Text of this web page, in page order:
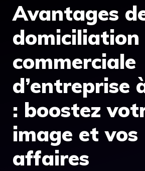
Avantages
domiciliation
commerciale
d’entreprise
: boostez
image et vos
affaires